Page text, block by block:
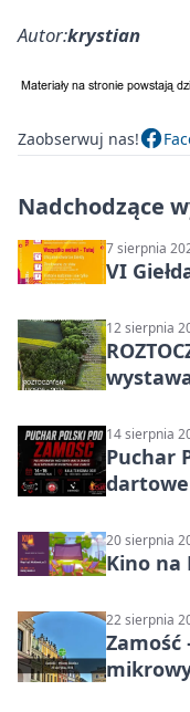
Autor:krystian
Zaobserwuj nas!
Nadchodzące
7 sierpnia
VI
12 sierpnia
14 sierpnia
Puchar
20 sierpnia
Kino na
22 sierpnia
Zamość